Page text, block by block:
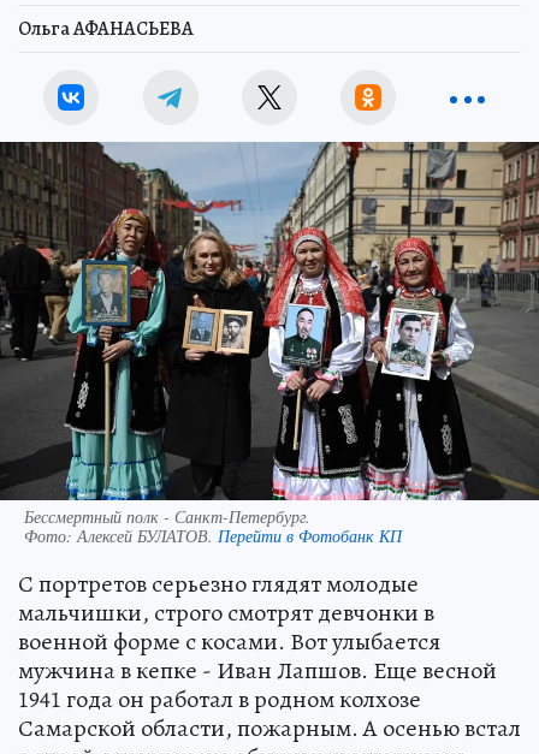
Ольга АФАНАСЬЕВА
Бессмертный полк - Санкт-Петербург.
Фото: Алексей БУЛАТОВ. Перейти в Фотобанк КП
С портретов серьезно глядят молодые
мальчишки, строго смотрят девчонки в
военной форме с косами. Вот улыбается
мужчина в кепке - Иван Лапшов. Еще весной
1941 года он работал в родном колхозе
Самарской области, пожарным. А осенью встал